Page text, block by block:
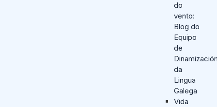
do
vento:
Blog do
Equipo
de
da
Lingua
Galega
Vida